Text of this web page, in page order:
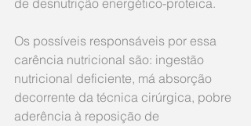
de desnutrição energético-proteica.
Os possíveis responsáveis por essa
carência nutricional são: ingestão
nutricional deficiente, má absorção
decorrente da técnica cirúrgica, pobre
aderência à reposição de